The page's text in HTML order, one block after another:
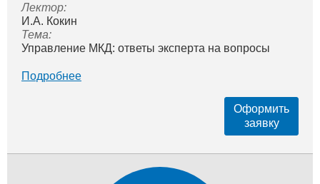
Лектор:
И.А. Кокин
Тема:
Управление МКД: ответы эксперта на вопросы
Подробнее
Оформить
заявку